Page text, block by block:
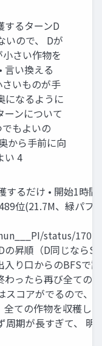
するターンD
いので、 Dが
さい作物を
言い換える
いものが手
になるように
ーンについて
もよいの
から手前に向
い 4
するだけ • 開始1時
位(21.7M、緑パフ
status/
の昇順（D同じならS
入り口からのBFSで
わったら再び全ての
スコアがでるので、
全ての作物を収穫し
周期が長すぎて、 明